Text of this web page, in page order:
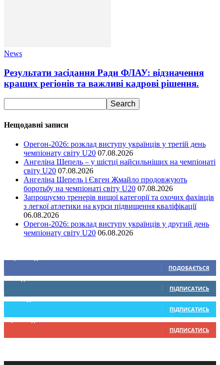
News
Результати засідання Ради ФЛАУ: відзначення
кращих регіонів та важливі кадрові рішення.
Нещодавні записи
Орегон-2026: розклад виступу українців у третій день
чемпіонату світу U20 07.08.2026
Ангеліна Шепель – у шістці найсильніших на чемпіонаті
світу U20 07.08.2026
Ангеліна Шепель і Євген Жмайло продовжують
боротьбу на чемпіонаті світу U20 07.08.2026
Запрошуємо тренерів вищої категорії та охочих фахівців
з легкої атлетики на курси підвищення кваліфікації
06.08.2026
Орегон-2026: розклад виступу українців у другий день
чемпіонату світу U20 06.08.2026
ПОДОБАЄТЬСЯ
0 Підписників
ПІДПИСАТИСЬ
234 Підписників
ПІДПИСАТИСЬ
9,370 Підписників
ПІДПИСАТИСЬ